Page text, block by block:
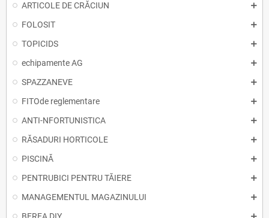
ARTICOLE DE CRĂCIUN
FOLOSIT
TOPICIDS
echipamente AG
SPAZZANEVE
FITOde reglementare
ANTI-NFORTUNISTICA
RĂSADURI HORTICOLE
PISCINĂ
PENTRUBICI PENTRU TĂIERE
MANAGEMENTUL MAGAZINULUI